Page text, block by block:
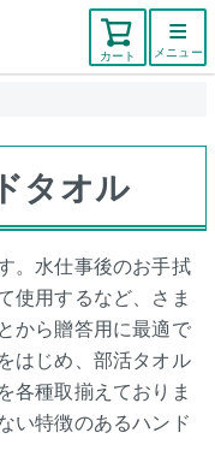
カート メニュー
タオル
。水仕事後のお手拭
使用するなど、さま
から贈答用に最適で
はじめ、部活タオル
各種取揃えておりま
い特徴のあるハンド